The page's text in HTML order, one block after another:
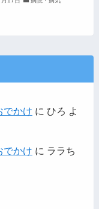
でかけ に ひろ よ
でかけ に ララち